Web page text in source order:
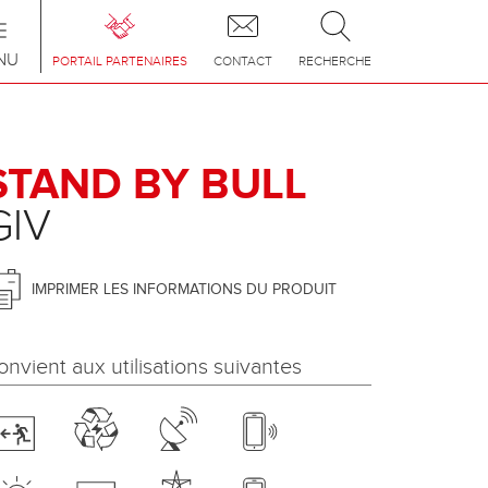
PORTAIL PARTENAIRES CONTACT RECHERCHE
BY BULL
IMPRIMER LES INFORMATIONS DU PRODUIT
aux utilisations suivantes